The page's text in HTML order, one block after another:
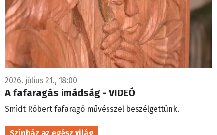
2026. július 21., 18:00
A fafaragás imádság - VIDEÓ
Smidt Róbert fafaragó művésszel beszélgettünk.
Színház az egész világ